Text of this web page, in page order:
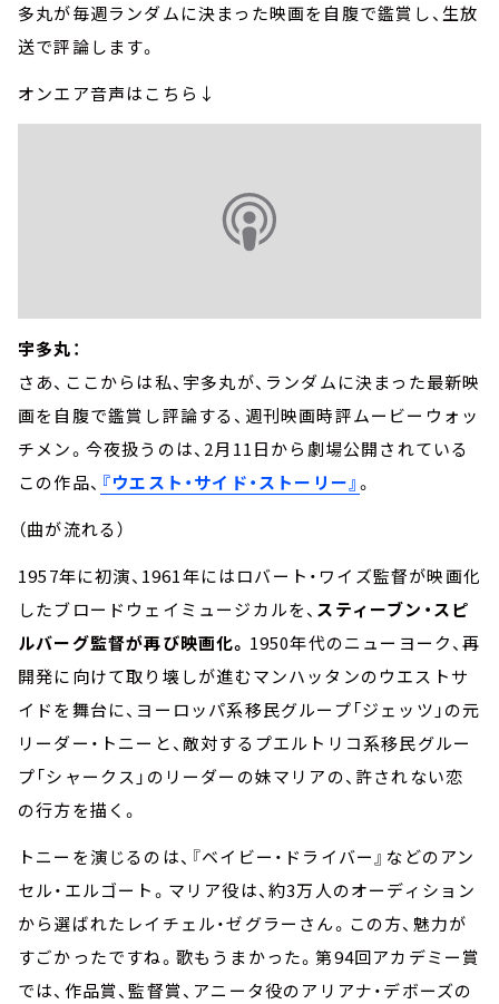
多丸が毎週ランダムに決まった映画を自腹で鑑賞し、生放
送で評論します。
オンエア音声はこちら↓
宇多丸：
さあ、ここからは私、宇多丸が、ランダムに決まった最新映
画を自腹で鑑賞し評論する、週刊映画時評ムービーウォッ
チメン。今夜扱うのは、2月11日から劇場公開されている
この作品、 『ウエスト・サイド・ストーリー』。
（曲が流れる）
1957年に初演、1961年にはロバート・ワイズ監督が映画化
したブロードウェイミュージカルを、 スティーブン・スピ
ルバーグ監督が再び映画化。 1950年代のニューヨーク、再
開発に向けて取り壊しが進むマンハッタンのウエストサ
イドを舞台に、ヨーロッパ系移民グループ「ジェッツ」の元
リーダー・トニーと、敵対するプエルトリコ系移民グルー
プ「シャークス」のリーダーの妹マリアの、許されない恋
の行方を描く。
トニーを演じるのは、『ベイビー・ドライバー』などのアン
セル・エルゴート。マリア役は、約3万人のオーディション
から選ばれたレイチェル・ゼグラーさん。この方、魅力が
すごかったですね。歌もうまかった。第94回アカデミー賞
では、作品賞、監督賞、アニータ役のアリアナ・デボーズの